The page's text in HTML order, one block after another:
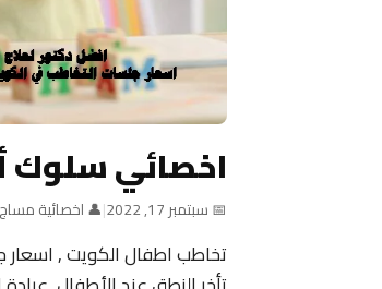
اخصائي سلوك
📅 سبتمبر 17, 2022 |👤 اخصائية
تخاطب اطفال الكويت ,